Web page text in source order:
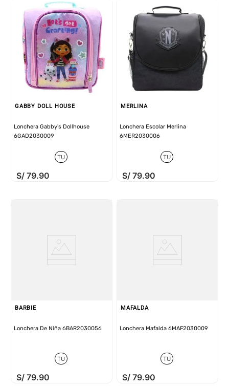
GABBY DOLL HOUSE
Lonchera Gabby's Dollhouse
6GAD2030009
TU
S/ 79.90
MERLINA
Lonchera Escolar Merlina
6MER2030006
TU
S/ 79.90
BARBIE
Lonchera De Niña 6BAR2030056
TU
S/ 79.90
MAFALDA
Lonchera Mafalda 6MAF2030009
TU
S/ 79.90